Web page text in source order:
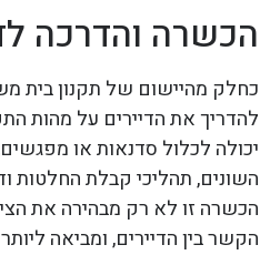
הכשרה והדרכה
כחלק מהיישום של תקנון בית
להדריך את הדיירים על מהות
יכולה לכלול סדנאות או
השונים, תהליכי קבלת החלטות
הכשרה זו לא רק מבהירה את
הקשר בין הדיירים, ומביאה